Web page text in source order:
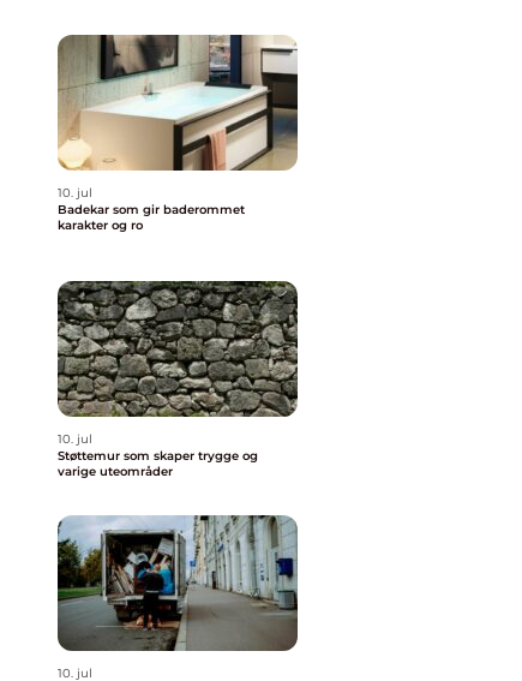
10. jul
Badekar som gir baderommet
karakter og ro
10. jul
Støttemur som skaper trygge og
varige uteområder
10. jul